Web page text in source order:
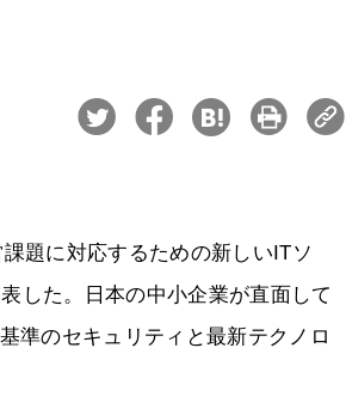
題に対応するための新しいITソ
した。日本の中小企業が直面して
準のセキュリティと最新テクノロ